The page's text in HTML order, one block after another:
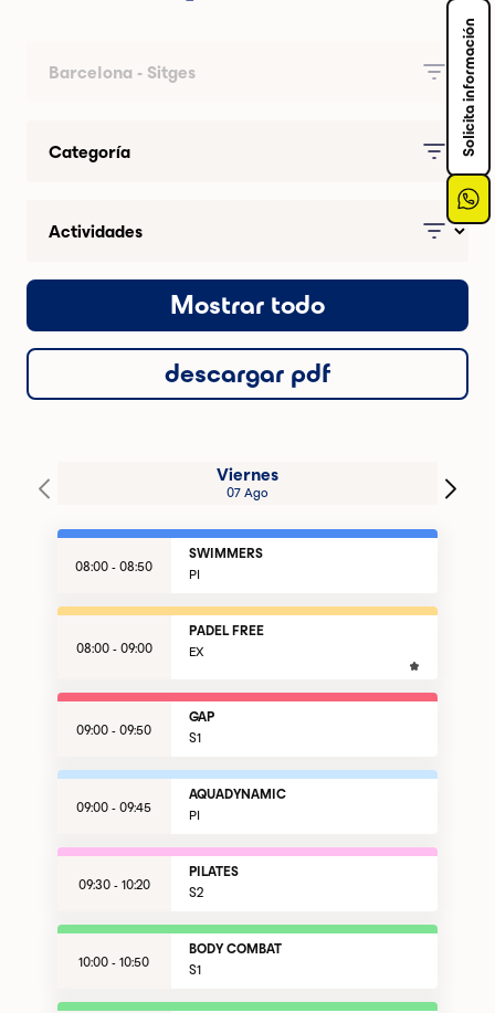
Mostrar todo
descargar pdf
Viernes
07 Ago
08:00 - 08:50
SWIMMERS
PI
08:00 - 09:00
PADEL FREE
EX
09:00 - 09:50
GAP
S1
09:00 - 09:45
AQUADYNAMIC
PI
09:30 - 10:20
PILATES
S2
10:00 - 10:50
BODY COMBAT
S1
Solicita información